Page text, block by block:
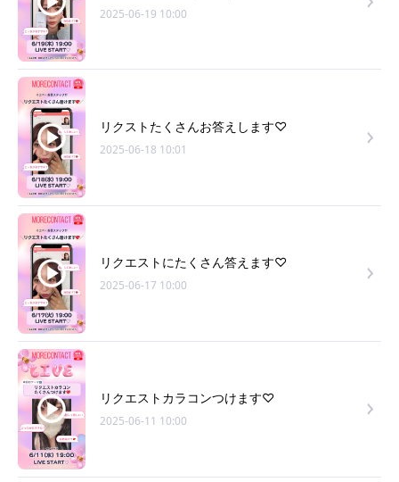
2025-06-19 10:00
リクストたくさんお答えします♡
2025-06-18 10:01
リクエストにたくさん答えます♡
2025-06-17 10:00
リクエストカラコンつけます♡
2025-06-11 10:00